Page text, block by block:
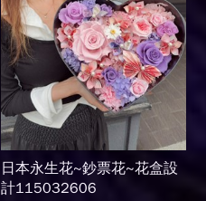
日本永生花~鈔票花~花盒設
計115032606